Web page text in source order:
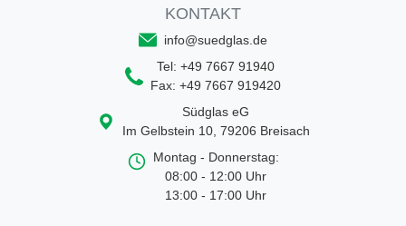
KONTAKT
info@suedglas.de
Tel: +49 7667 91940
Fax: +49 7667 919420
Südglas eG
Im Gelbstein 10, 79206 Breisach
Montag - Donnerstag:
08:00 - 12:00 Uhr
13:00 - 17:00 Uhr